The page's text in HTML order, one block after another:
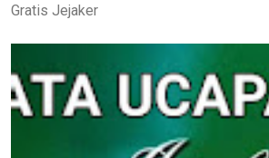
Gratis Jejaker